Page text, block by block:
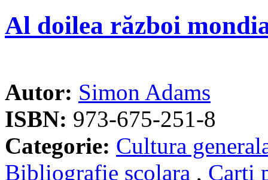
Al doilea război
Autor: Simon Adams
ISBN: 973-675-251-8
Categorie: Cultura
Bibliografie scolara , Carti